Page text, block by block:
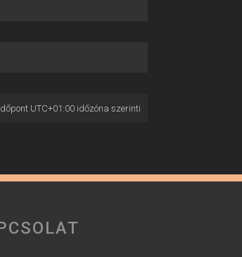
UTC+01:00időzóna szerinti